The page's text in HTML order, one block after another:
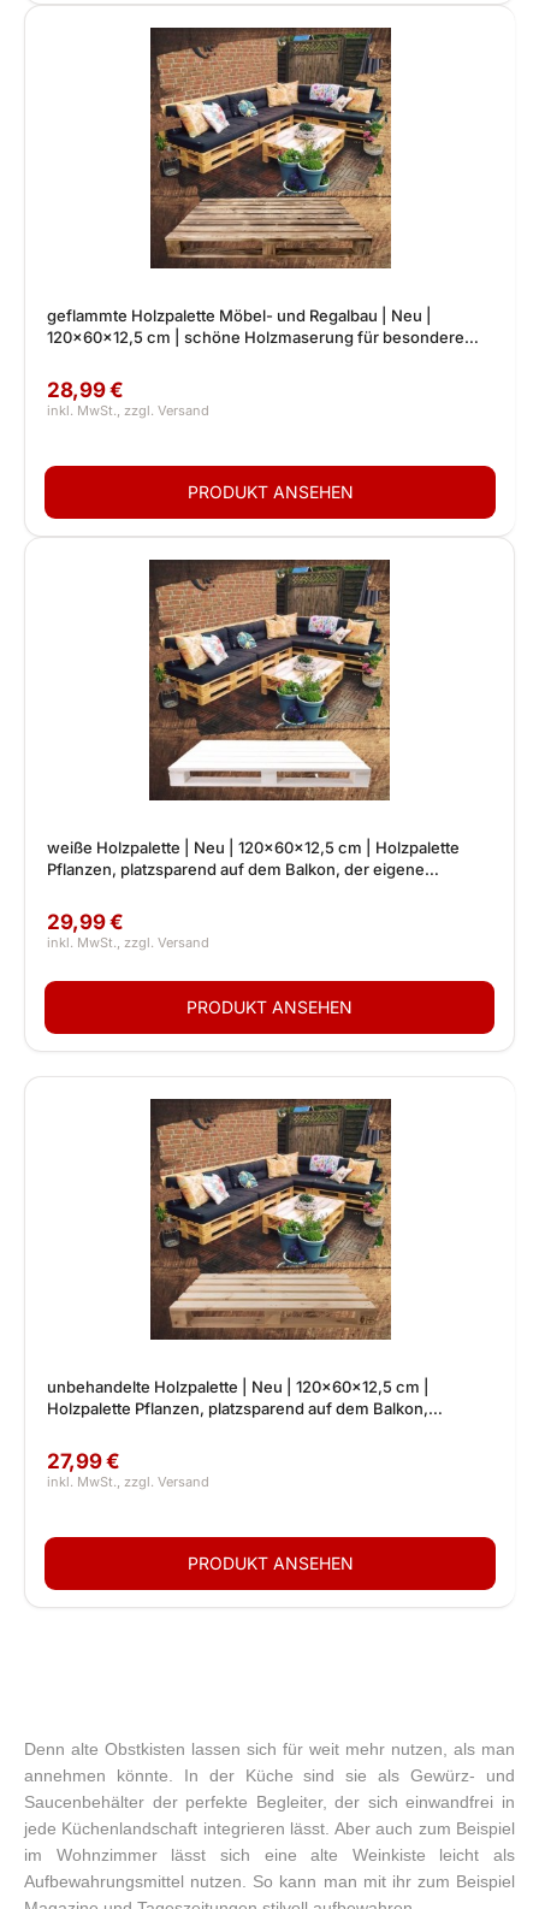
geflammte Holzpalette Möbel- und Regalbau | Neu |
120x60x12,5 cm | schöne Holzmaserung für besondere
28,99 €
weiße Holzpalette | Neu | 120x60x12,5 cm | Holzpalette
Pflanzen, platzsparend auf dem Balkon, der eigene
29,99 €
unbehandelte Holzpalette | Neu | 120x60x12,5 cm |
Holzpalette Pflanzen, platzsparend auf dem Balkon,
27,99 €
Denn alte Obstkisten lassen sich für weit mehr nutzen, als man
annehmen könnte. In der Küche sind sie als Gewürz- und
Saucenbehälter der perfekte Begleiter, der sich einwandfrei in
jede Küchenlandschaft integrieren lässt. Aber auch zum Beispiel
im Wohnzimmer lässt sich eine alte Weinkiste leicht als
Aufbewahrungsmittel nutzen. So kann man mit ihr zum Beispiel